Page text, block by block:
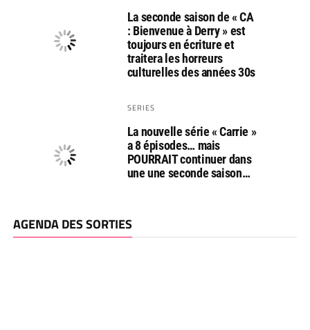
La seconde saison de « CA
: Bienvenue à Derry » est
toujours en écriture et
traitera les horreurs
culturelles des années 30s
SERIES
La nouvelle série « Carrie »
a 8 épisodes… mais
POURRAIT continuer dans
une une seconde saison…
AGENDA DES SORTIES